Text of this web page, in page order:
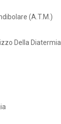
(A.T.M.)
Della Diatermia